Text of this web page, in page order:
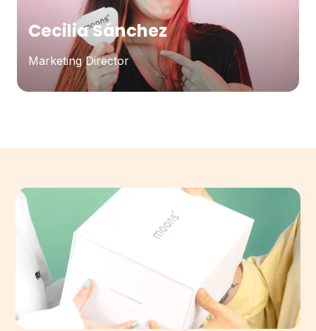
Cecilia Sánchez
Marketing Director